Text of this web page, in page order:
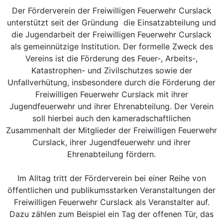
Der Förderverein der Freiwilligen Feuerwehr Curslack
unterstützt seit der Gründung die Einsatzabteilung und
die Jugendarbeit der Freiwilligen Feuerwehr Curslack
als gemeinnützige Institution. Der formelle Zweck des
Vereins ist die Förderung des Feuer-, Arbeits-,
Katastrophen- und Zivilschutzes sowie der
Unfallverhütung, insbesondere durch die Förderung der
Freiwilligen Feuerwehr Curslack mit ihrer
Jugendfeuerwehr und ihrer Ehrenabteilung. Der Verein
soll hierbei auch den kameradschaftlichen
Zusammenhalt der Mitglieder der Freiwilligen Feuerwehr
Curslack, ihrer Jugendfeuerwehr und ihrer
Ehrenabteilung fördern.
Im Alltag tritt der Förderverein bei einer Reihe von
öffentlichen und publikumsstarken Veranstaltungen der
Freiwilligen Feuerwehr Curslack als Veranstalter auf.
Dazu zählen zum Beispiel ein Tag der offenen Tür, das